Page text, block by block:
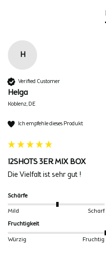
H
Verified Customer
Helga
Koblenz, DE
Ich empfehle dieses Produkt
12SHOTS 3ER MIX BOX
Die Vielfalt ist sehr gut !
Schärfe
Mild Scharf
Fruchtigkeit
Würzig Fruchtig